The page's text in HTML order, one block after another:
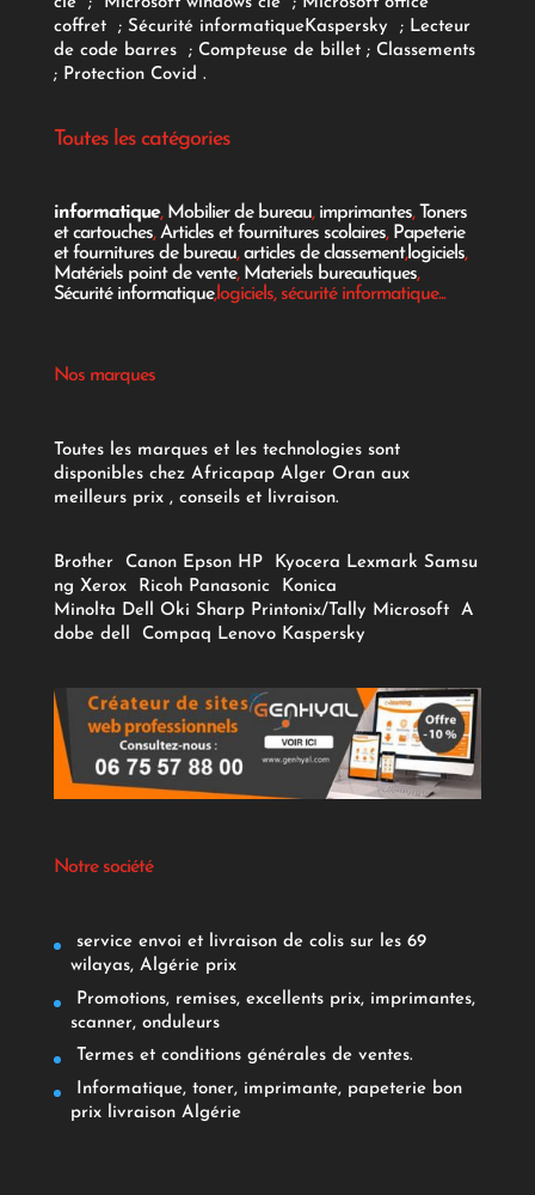
coffret ; Sécurité informatiqueKaspersky ; Lecteur
de code barres
; Compteuse de billet; Classements
; Protection Covid .
Toutes les catégories
informatique, Mobilier de bureau, imprimantes, Toners
et cartouches,Articles et fournitures scolaires, Papeterie
et fournitures de bureau,articles de classement,logiciels,
Matériels point de vente, Materiels bureautiques,
Sécurité informatique,logiciels, sécurité informatique...
Nos marques
Toutes les marques et les technologies sont
disponibles chez Africapap Alger Oran aux
meilleurs prix , conseils et livraison.
Brother Canon Epson HP Kyocera Lexmark Samsu
ng Xerox Ricoh Panasonic
Konica
Minolta Dell Oki Sharp Printonix/Tally Microsoft
A
dobe dell Compaq Lenovo Kaspersky
Notre société
service envoi et livraison de colis sur les 69
wilayas, Algérie prix
Promotions, remises, excellents prix, imprimantes,
scanner, onduleurs
Termes et conditions générales de ventes.
Informatique, toner, imprimante, papeterie bon
prix livraison Algérie